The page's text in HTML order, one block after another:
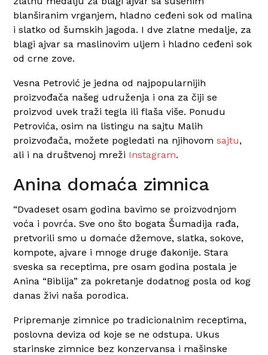
blanširanim vrganjem, hladno ceđeni sok od malina
i slatko od šumskih jagoda. I dve zlatne medalje, za
blagi ajvar sa maslinovim uljem i hladno ceđeni sok
od crne zove.
Vesna Petrović je jedna od najpopularnijih
proizvođača našeg udruženja i ona za čiji se
proizvod uvek traži tegla ili flaša više. Ponudu
Petrovića, osim na listingu na sajtu Malih
proizvođača, možete pogledati na njihovomsajtu,
ali i na društvenoj mreži Instagram.
Anina domaća zimnica
“Dvadeset osam godina bavimo se proizvodnjom
voća i povrća. Sve ono što bogata Šumadija rađa,
pretvorili smo u domaće džemove, slatka, sokove,
kompote, ajvare i mnoge druge đakonije. Stara
sveska sa receptima, pre osam godina postala je
Anina “Biblija” za pokretanje dodatnog posla od kog
danas živi naša porodica.
Pripremanje zimnice po tradicionalnim receptima,
poslovna deviza od koje se ne odstupa. Ukus
starinske zimnice bez konzervansa i mašinske